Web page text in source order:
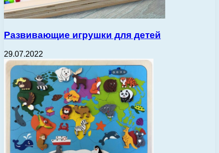
Развивающие игрушки для детей
29.07.2022